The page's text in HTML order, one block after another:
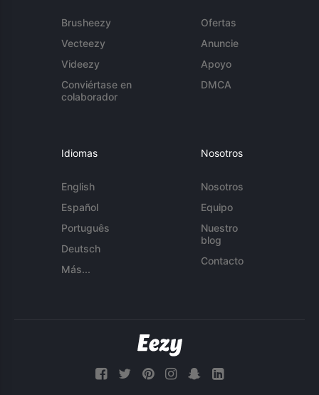
Brusheezy
Vecteezy
Videezy
Conviértase en
colaborador
Ofertas
Anuncie
Apoyo
DMCA
Idiomas
English
Español
Português
Deutsch
Más...
Nosotros
Nosotros
Equipo
Nuestro
blog
Contacto